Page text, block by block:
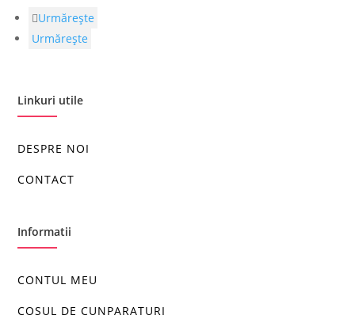
Urmărește
Urmărește
Linkuri utile
DESPRE NOI
CONTACT
Informatii
CONTUL MEU
COSUL DE CUNPARATURI